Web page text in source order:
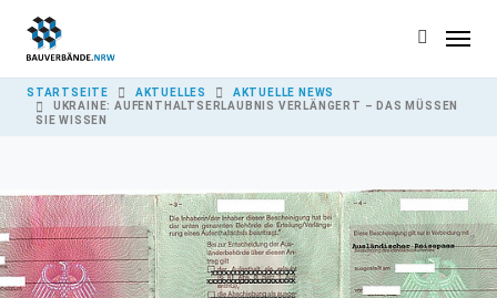
YOU ARE HERE:
STARTSEITE AKTUELLES
AKTUELLE NEWS
UKRAINE: AUFENTHALTSERLAUBNIS VERLÄNGERT – DAS MÜSSEN
SIE WISSEN